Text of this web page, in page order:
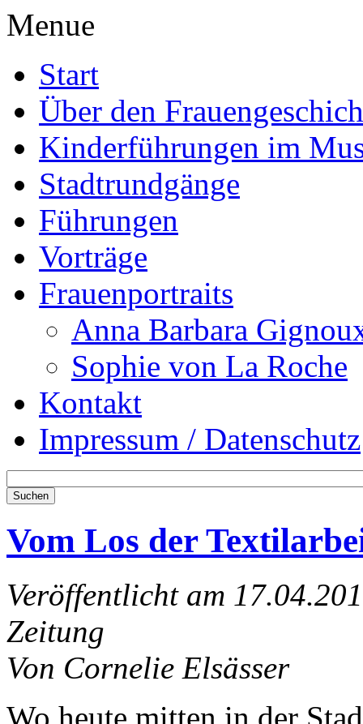
Menue
Start
Über den
Kinderführungen im
Stadtrundgänge
Führungen
Vorträge
Frauenportraits
Anna Barbara
Sophie von La Roche
Kontakt
Impressum / Datenschutz
Vom Los der
Veröffentlicht am
Zeitung
Von Cornelie Elsässer
Wo heute mitten in der